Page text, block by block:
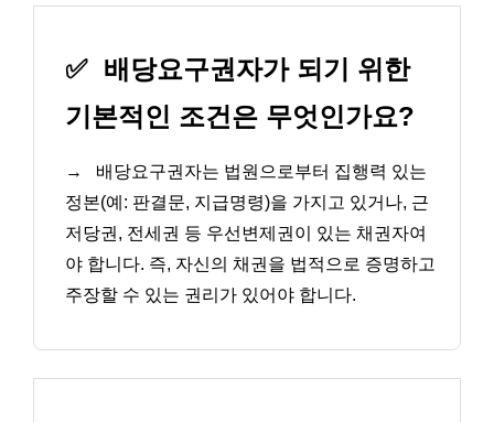
✅ 배당요구권자가 되기 위한
기본적인 조건은 무엇인가요?
→
배당요구권자는 법원으로부터 집행력 있는
정본(예: 판결문, 지급명령)을 가지고 있거나, 근
저당권, 전세권 등 우선변제권이 있는 채권자여
야 합니다. 즉, 자신의 채권을 법적으로 증명하고
주장할 수 있는 권리가 있어야 합니다.